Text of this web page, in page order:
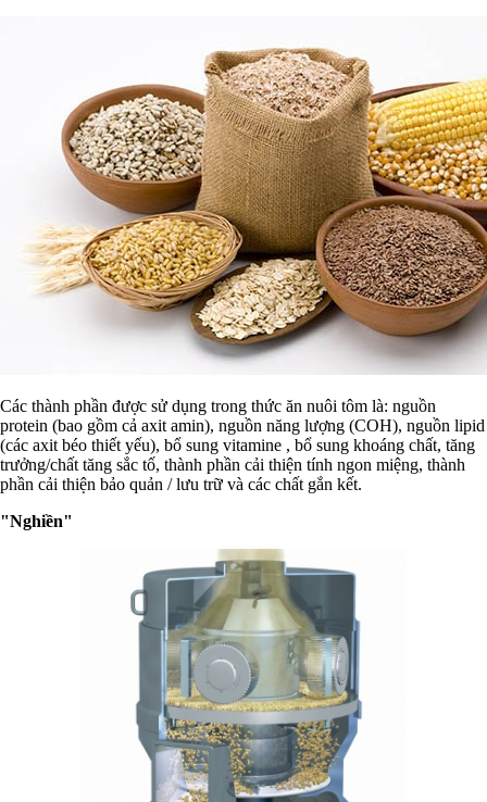
Các thành phần được sử dụng trong thức ăn nuôi tôm là: nguồn
protein (bao gồm cả axit amin), nguồn năng lượng (COH), nguồn lipid
(các axit béo thiết yếu), bổ sung vitamine , bổ sung khoáng chất, tăng
trưởng/chất tăng sắc tố, thành phần cải thiện tính ngon miệng, thành
phần cải thiện bảo quản / lưu trữ và các chất gắn kết.
"Nghiền"